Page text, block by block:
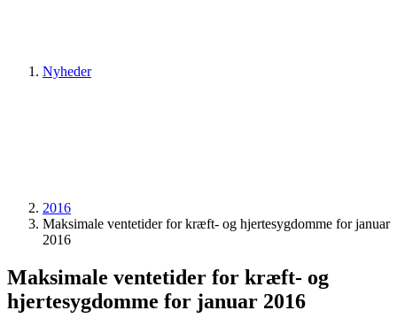
Nyheder
2016
Maksimale ventetider for kræft- og hjertesygdomme for januar
2016
Maksimale ventetider for kræft- og
hjertesygdomme for januar 2016